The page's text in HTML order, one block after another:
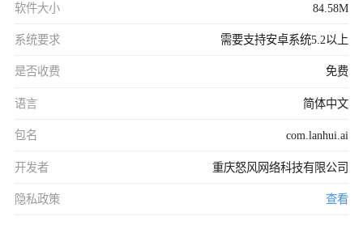
软件大小 84.58M
系统要求 需要支持安卓系统5.2以上
是否收费 免费
语言 简体中文
包名 com.lanhui.ai
开发者 重庆怒风网络科技有限公司
隐私政策 查看